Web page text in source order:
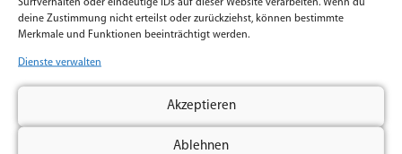
deine Zustimmung nicht erteilst oder zurückziehst, können bestimmte
Merkmale und Funktionen beeinträchtigt werden.
Dienste verwalten
Akzeptieren
Ablehnen
umgesetzt.
Weiterlesen »